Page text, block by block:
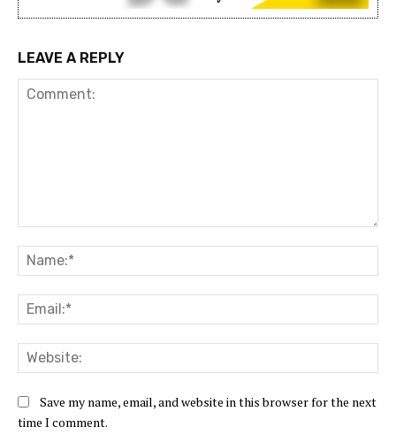
LEAVE A REPLY
Save my name, email, and website in this browser for the next
time I comment.